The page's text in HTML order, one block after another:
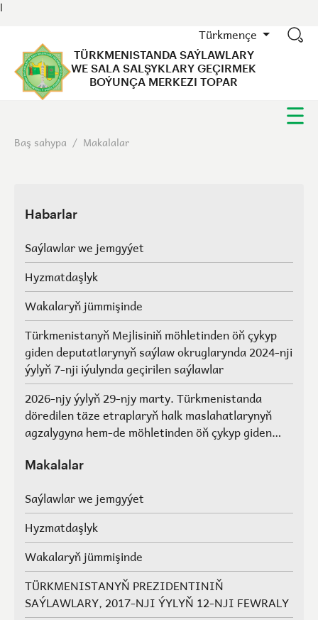
l
Türkmençe
TÜRKMENISTANDA SAÝLAWLARY
WE SALA SALŞYKLARY GEÇIRMEK
BOÝUNÇA MERKEZI TOPAR
Baş sahypa / Makalalar
Habarlar
Saýlawlar we jemgyýet
Hyzmatdaşlyk
Wakalaryň jümmişinde
Türkmenistanyň Mejlisiniň möhletinden öň çykyp
giden deputatlarynyň saýlaw okruglarynda 2024-nji
ýylyň 7-nji iýulynda geçirilen saýlawlar
2026-njy ýylyň 29-njy marty. Türkmenistanda
döredilen täze etraplaryň halk maslahatlarynyň
agzalygyna hem-de möhletinden öň çykyp giden
maslahatlarynyň we Geňeşleriň agzalarynyň ýerine
Makalalar
Saýlawlar we jemgyýet
Hyzmatdaşlyk
Wakalaryň jümmişinde
TÜRKMENISTANYŇ PREZIDENTINIŇ
SAÝLAWLARY, 2017-NJI ÝYLYŇ 12-NJI FEWRALY